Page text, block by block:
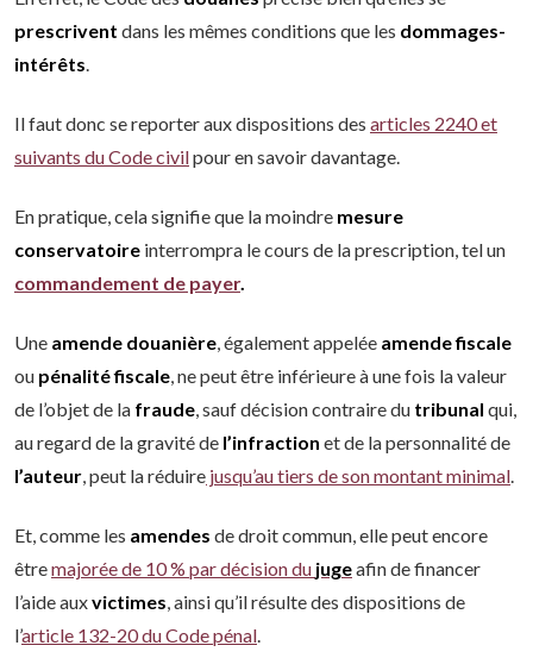
prescrivent dans les mêmes conditions que les dommages-
intérêts.
Il faut donc se reporter aux dispositions des articles 2240 et
suivants du Code civilpour en savoir davantage.
En pratique, cela signifie que la moindre mesure
conservatoire interrompra le cours de la prescription, tel un
commandement de payer.
Une amende douanière, également appelée amendefiscale
ou pénalitéfiscale, ne peut être inférieure à une fois la valeur
de l’objet de la fraude, sauf décision contraire du tribunal qui,
au regard de la gravité de l’infraction et de la personnalité de
l’auteur, peut la réduire jusqu’au tiers de son montant minimal.
Et, comme les amendes de droit commun, elle peut encore
êtremajorée de 10 % par décision du jugeafin de financer
l’aide auxvictimes, ainsi qu’il résulte des dispositions de
l’article 132-20 du Code pénal.